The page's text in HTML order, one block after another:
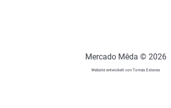
Mercado Mêda © 2026
Website entwickelt von Tomás Esteves